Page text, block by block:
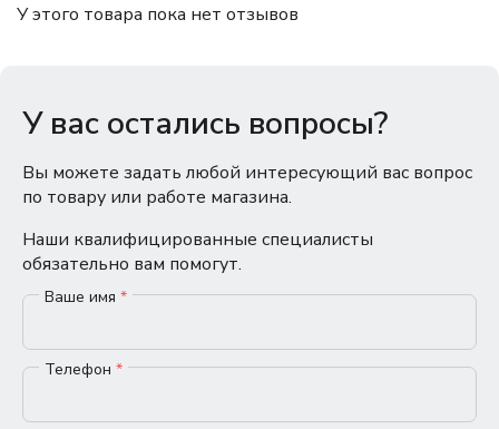
У этого товара пока нет отзывов
У вас остались вопросы?
Вы можете задать любой интересующий вас вопрос
по товару или работе магазина.
Наши квалифицированные специалисты
обязательно вам помогут.
Ваше имя *
Телефон *